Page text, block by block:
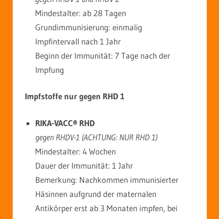
Mindestalter: ab 28 Tagen
Grundimmunisierung: einmalig
Impfintervall nach 1 Jahr
Beginn der Immunität: 7 Tage nach der
Impfung
Impfstoffe nur gegen RHD 1
RIKA-VACC® RHD
gegen RHDV-1 (ACHTUNG: NUR RHD 1)
Mindestalter: 4 Wochen
Dauer der Immunität: 1 Jahr
Bemerkung: Nachkommen immunisierter
Häsinnen aufgrund der maternalen
Antikörper erst ab 3 Monaten impfen, bei